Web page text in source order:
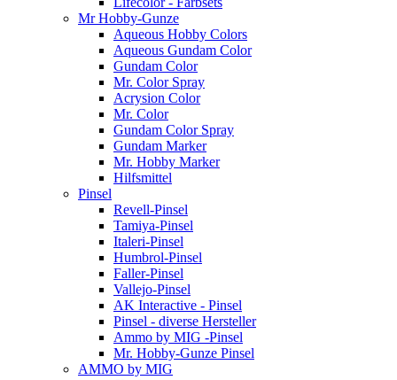
Mr Hobby-Gunze
Aqueous Hobby Colors
Aqueous Gundam Color
Gundam Color
Mr. Color Spray
Acrysion Color
Mr. Color
Gundam Color Spray
Gundam Marker
Mr. Hobby Marker
Hilfsmittel
Pinsel
Revell-Pinsel
Tamiya-Pinsel
Italeri-Pinsel
Humbrol-Pinsel
Faller-Pinsel
Vallejo-Pinsel
AK Interactive - Pinsel
Pinsel - diverse Hersteller
Ammo by MIG -Pinsel
Mr. Hobby-Gunze Pinsel
AMMO by MIG